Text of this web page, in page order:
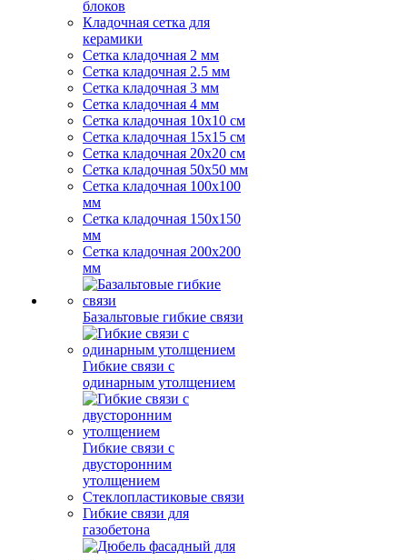
блоков
Кладочная сетка для
керамики
Сетка кладочная 2 мм
Сетка кладочная 2.5 мм
Сетка кладочная 3 мм
Сетка кладочная 4 мм
Сетка кладочная 10x10 см
Сетка кладочная 15x15 см
Сетка кладочная 20x20 см
Сетка кладочная 50x50 мм
Сетка кладочная 100x100
мм
Сетка кладочная 150x150
мм
Сетка кладочная 200x200
мм
Базальтовые гибкие связи
Гибкие связи с
одинарным утолщением
Гибкие связи с
двусторонним
утолщением
Стеклопластиковые связи
Гибкие связи для
газобетона